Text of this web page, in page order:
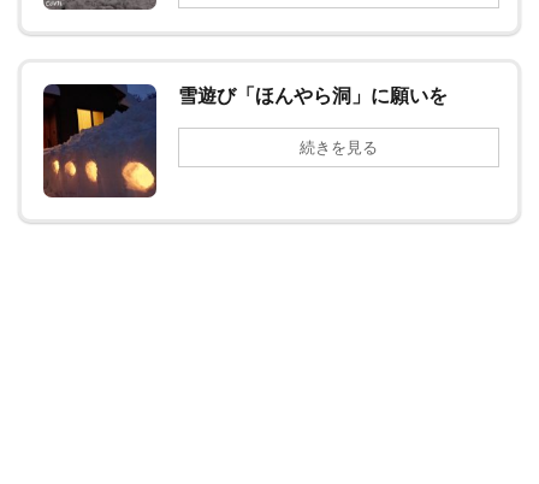
雪遊び「ほんやら洞」に願いを
続きを見る